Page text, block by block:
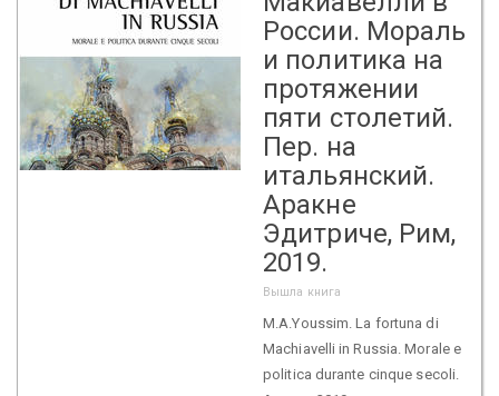
России. Мораль
и политика на
протяжении
пяти столетий.
Пер. на
итальянский.
Аракне
Эдитриче, Рим,
2019.
Вышла книга
M.A.Youssim. La fortuna di
Machiavelli in Russia. Morale e
politica durante cinque secoli.